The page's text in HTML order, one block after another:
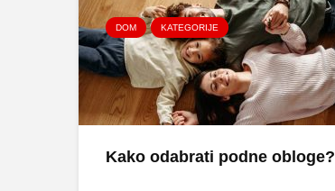
DOM KATEGORIJE
Kako odabrati podne obloge?